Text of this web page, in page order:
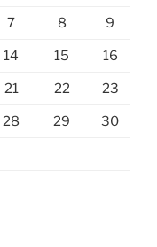
7 8 9
14 15 16
21 22 23
28 29 30